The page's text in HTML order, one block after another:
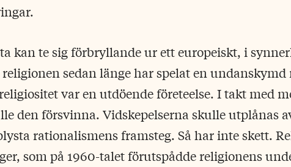
kan te sig förbryllande ur ett europeiskt, i
sedan länge har spelat en
var en utdöende företeelse. I takt med
den försvinna. Vidskepelserna skulle utplånas
rationalismens framsteg. Så har inte skett.
som på 1960-talet förutspådde religionens